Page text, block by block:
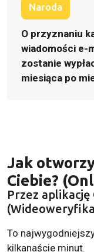
Naroda
O przyznaniu
wiadomości e-
zostanie
miesiąca po
Jak
Ciebie?
Przez aplikację
To
kilkanaście minut.